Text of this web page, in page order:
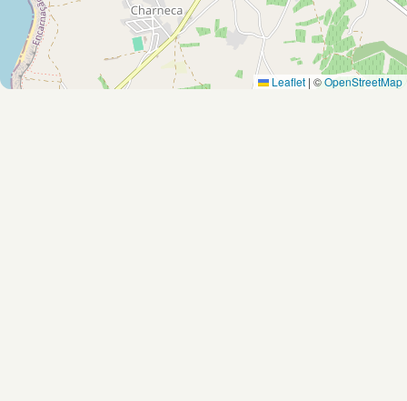
Leaflet | ©OpenStreetMap